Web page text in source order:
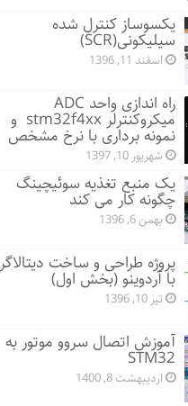
یکسوساز کنترل شده
سیلیکونی(SCR)
اسفند 11, 1396
راه اندازی واحد ADC
میکروکنترلر stm32f4xx و
نمونه برداری با نرخ مشخص
شهریور 10, 1397
یک منبع تغذیه سوئیچینگ
چگونه کار می کند
بهمن 6, 1396
پروژه طراحی و ساخت دیتالاگر
با آردوینو (بخش اول)
تیر 10, 1396
آموزش اتصال سروو موتور به
STM32
اردیبهشت 8, 1400